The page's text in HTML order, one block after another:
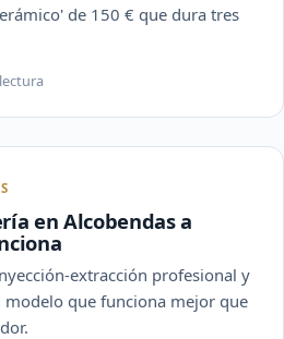
de 150 € que dura tres
en Alcobendas a
extracción profesional y
que funciona mejor que